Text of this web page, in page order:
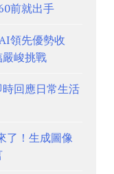
前就出手
領先優勢收
峻挑戰
回應日常生活
了！生成圖像